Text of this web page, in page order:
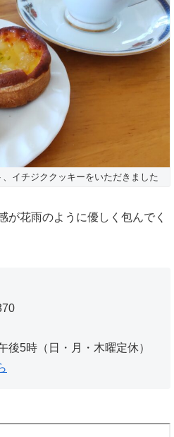
イチジククッキーをいただきました
が花雨のように優しく包んでく
後5時（日・月・木曜定休）